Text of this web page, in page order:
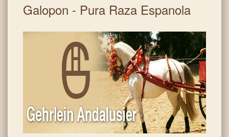
Galopon - Pura Raza Espanola